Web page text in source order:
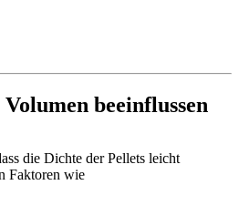
beeinflussen
die Dichte der Pellets leicht
Faktoren wie